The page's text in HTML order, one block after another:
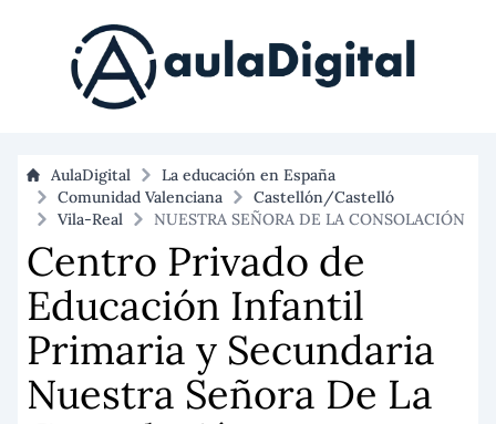
AulaDigital
La educación en España
Comunidad Valenciana
Castellón/Castelló
Vila-Real
NUESTRA SEÑORA DE LA CONSOLACIÓN
Centro Privado de
Educación Infantil
Primaria y Secundaria
Nuestra Señora De La